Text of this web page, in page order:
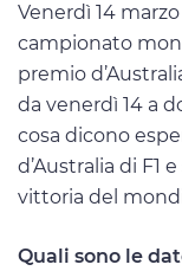
Venerdì 14
campionato
premio
da venerdì 14 a
cosa dicono
d’Australia di F1
vittoria del
Quali sono le